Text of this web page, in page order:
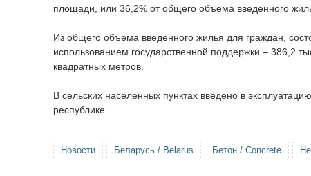
площади, или 36,2% от общего объема введенного
Из общего объема введенного жилья для граждан,
использованием государственной поддержки – 386,2
квадратных метров.
В сельских населенных пунктах введено в
республике.
Новости Беларусь / Belarus Бетон / Concrete